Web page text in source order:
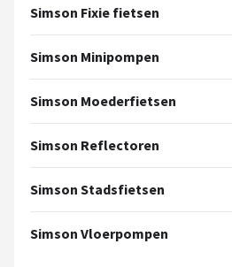
Voltano
Shimano
Cortina
Alle merken →
Simson Fixie fietsen
Simson Minipompen
Simson Moederfietsen
Simson Reflectoren
Simson Stadsfietsen
Simson Vloerpompen